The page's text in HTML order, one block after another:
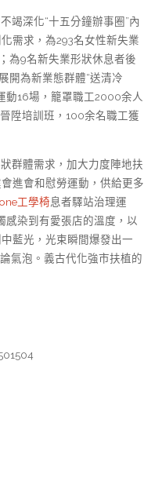
竭深化“十五分鐘辦事圈”內
需求，為293名女性新失業
為9名新失業形狀休息者後
開為新業態群體“送清冷
動16場，籠罩職工2000余人
陞培訓班，100余名職工獲
群體需求，加大力度陣地扶
進會和慰勞運動，供給更多
工學椅息者驛站治理運
感染到有愛張店的溫度，以
藍光，光束瞬間爆發出一
氣泡。義古代化強市扶植的